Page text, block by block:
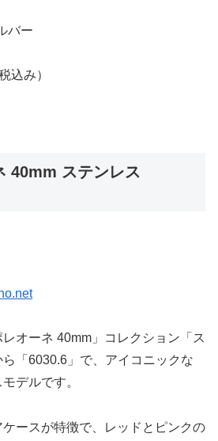
バー
込み）
40mm ステンレス
オーネ 40mm」コレクション「ス
「6030.6」で、アイコニックな
デルです。
ースが特徴で、レッドとピンクの